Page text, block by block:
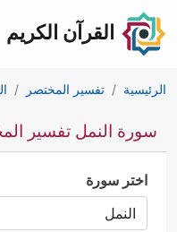
القرآن الكريم
الرئيسية تفسير المختصر
سورة النمل تفسير
اختر سورة